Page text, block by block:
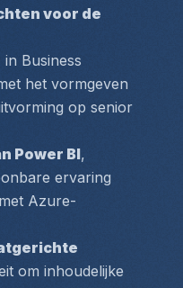
voor de
in Business
het vormgeven
op senior
Power BI,
ervaring
Azure-
om inhoudelijke